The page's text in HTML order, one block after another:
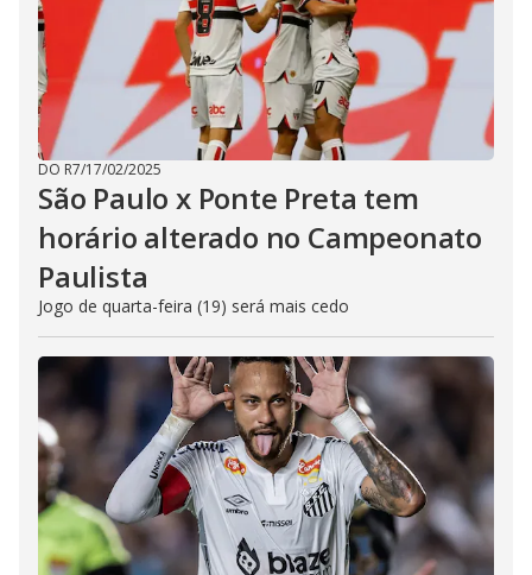
DO R7/17/02/2025
São Paulo x Ponte Preta tem
horário alterado no Campeonato
Paulista
Jogo de quarta-feira (19) será mais cedo